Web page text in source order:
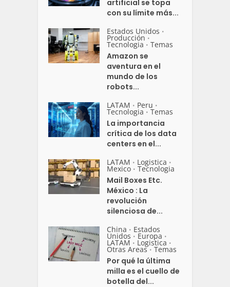
artificial se topa
con su límite más...
Estados Unidos •
Producción •
Tecnologia • Temas
Amazon se
aventura en el
mundo de los
robots...
LATAM • Peru •
Tecnologia • Temas
La importancia
crítica de los data
centers en el...
LATAM • Logistica •
Mexico • Tecnologia
Mail Boxes Etc.
México : La
revolución
silenciosa de...
China • Estados
Unidos • Europa •
LATAM • Logistica •
Otras Areas • Temas
Por qué la última
milla es el cuello de
botella del...